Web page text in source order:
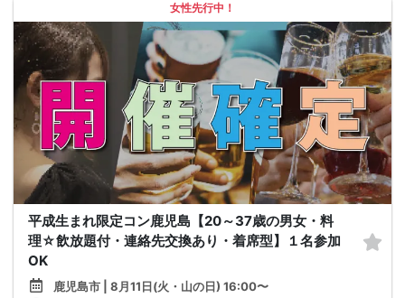
女性先行中！
平成生まれ限定コン鹿児島【20～37歳の男女・料
理☆飲放題付・連絡先交換あり・着席型】１名参加
OK
鹿児島市 | 8月11日(火・山の日) 16:00〜